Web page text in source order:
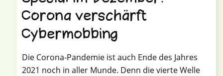
Corona verschärft
Cybermobbing
Die Corona-Pandemie ist auch Ende des Jahres
2021 noch in aller Munde. Denn die vierte Welle